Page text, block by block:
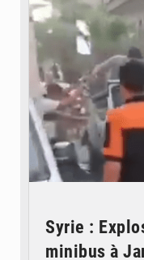
Syrie :
minibus à